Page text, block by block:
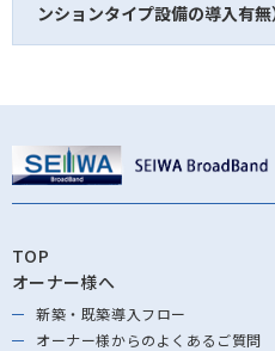
ンションタイプ設備の導入有無
TOP
オーナー様へ
新築・既築導⼊フロー
オーナー様からのよくあるご質問